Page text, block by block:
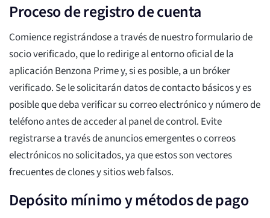
Proceso de registro de cuenta
Comience registrándose a través de nuestro formulario de
socio verificado, que lo redirige al entorno oficial de la
aplicación Benzona Prime y, si es posible, a un bróker
verificado. Se le solicitarán datos de contacto básicos y es
posible que deba verificar su correo electrónico y número de
teléfono antes de acceder al panel de control. Evite
registrarse a través de anuncios emergentes o correos
electrónicos no solicitados, ya que estos son vectores
frecuentes de clones y sitios web falsos.
Depósito mínimo y métodos de pago